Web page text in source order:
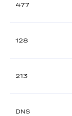
477
128
213
DNS